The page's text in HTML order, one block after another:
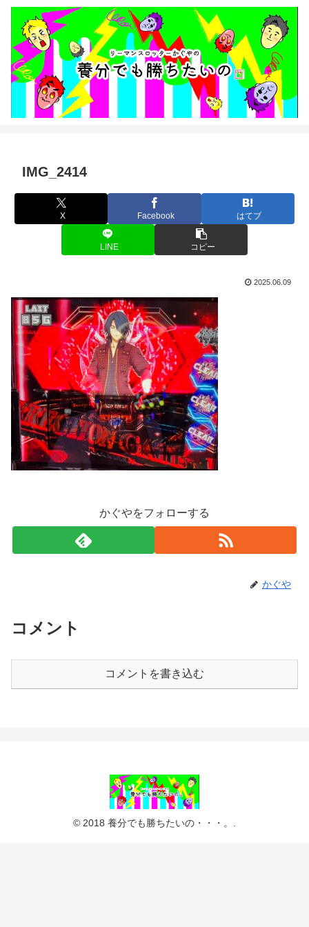
IMG_2414
X Facebook はてブ
LINE コピー
2025.06.09
かぐやをフォローする
かぐや
コメント
コメントを書き込む
© 2018 養分でも勝ちたいの・・・。.